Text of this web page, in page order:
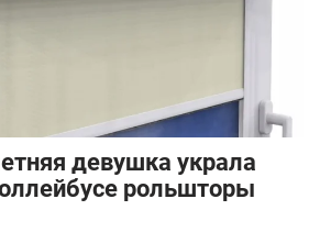
девушка украла
рольшторы